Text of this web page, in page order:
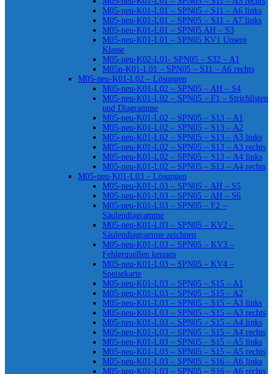
M05-neu-K01-L01 – SPN05 – S11 – A6 links
M05-neu-K01-L01 – SPN05 – S11 – A7 links
M05-neu-K01-L01 – SPN05 AH – S3
M05-neu-K01-L01 – SPN05 KV1 Unsere
Klasse
M05-neu-K02-L01- SPN05 – S32 – A1
M05n-K01-L01 – SPN05 – S11 – A6 rechts
M05-neu-K01-L02 – Lösungen
M05-neu-K01-L02 – SPN05 – AH – S4
M05-neu-K01-L02 – SPN05 – F1 – Strichlisten
und Diagramme
M05-neu-K01-L02 – SPN05 – S13 – A1
M05-neu-K01-L02 – SPN05 – S13 – A2
M05-neu-K01-L02 – SPN05 – S13 – A3 links
M05-neu-K01-L02 – SPN05 – S13 – A3 rechts
M05-neu-K01-L02 – SPN05 – S13 – A4 links
M05-neu-K01-L02 – SPN05 – S13 – A4 rechts
M05-neu-K01-L03 – Lösungen
M05-neu-K01-L03 – SPN05 – AH – S5
M05-neu-K01-L03 – SPN05 – AH – S6
M05-neu-K01-L03 – SPN05 – F2 –
Säulendiagramme
M05-neu-K01-L03 – SPN05 – KV2 –
Säulendiagramme zeichnen
M05-neu-K01-L03 – SPN05 – KV3 –
Fehlerquellen kennen
M05-neu-K01-L03 – SPN05 – KV4 –
Speisekarte
M05-neu-K01-L03 – SPN05 – S15 – A1
M05-neu-K01-L03 – SPN05 – S15 – A2
M05-neu-K01-L03 – SPN05 – S15 – A3 links
M05-neu-K01-L03 – SPN05 – S15 – A3 rechts
M05-neu-K01-L03 – SPN05 – S15 – A4 links
M05-neu-K01-L03 – SPN05 – S15 – A4 rechts
M05-neu-K01-L03 – SPN05 – S15 – A5 links
M05-neu-K01-L03 – SPN05 – S15 – A5 rechts
M05-neu-K01-L03 – SPN05 – S16 – A6 links
M05-neu-K01-L03 – SPN05 – S16 – A6 rechts